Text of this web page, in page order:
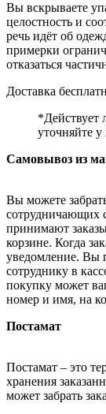
Вы вскрываете
целостность и
речь идёт об
примерки
отказаться
Доставка
*Действует
уточняйте
Самовывоз из
Вы можете
сотрудничающих
принимают
корзине. Когда
уведомление. Вы
сотруднику в
покупку может
номер и имя, на
Постамат
Постамат – это
хранения
может забрать